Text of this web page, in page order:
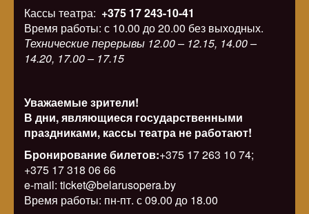
Кассы театра: +375 17 243-10-41
Время работы: с 10.00 до 20.00 без выходных.
Технические перерывы 12.00 – 12.15, 14.00 –
14.20, 17.00 – 17.15
Уважаемые зрители!
В дни, являющиеся государственными
праздниками, кассы театра не работают!
Бронирование билетов:+375 17 263 10 74;
+375 17 318 06 66
e-mail: ticket@belarusopera.by
Время работы: пн-пт. с 09.00 до 18.00